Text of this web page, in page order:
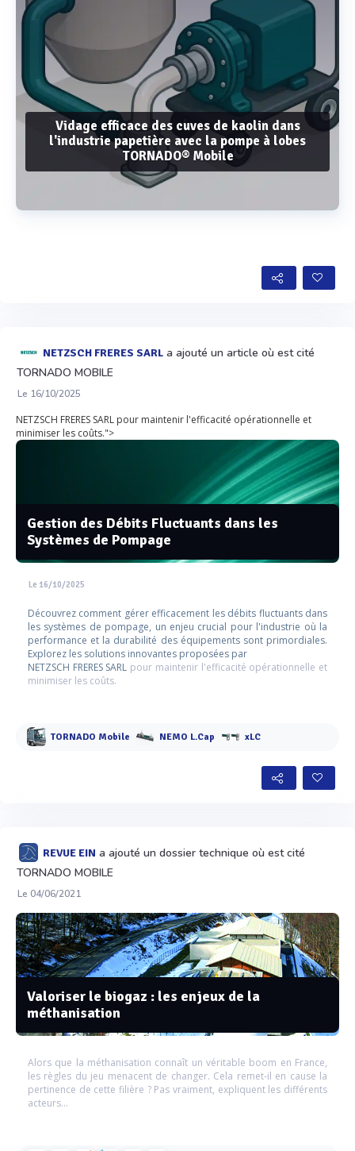
Vidage efficace des cuves de kaolin dans
l'industrie papetière avec la pompe à lobes
TORNADO® Mobile
NETZSCH FRERES SARL a ajouté un article où est cité
TORNADO MOBILE
Le 16/10/2025
NETZSCH FRERES SARL pour maintenir l'efficacité opérationnelle et
minimiser les coûts.">
Gestion des Débits Fluctuants dans les
Systèmes de Pompage
Le 16/10/2025
Découvrez comment gérer efficacement les débits fluctuants dans
les systèmes de pompage, un enjeu crucial pour l'industrie où la
performance et la durabilité des équipements sont primordiales.
Explorez les solutions innovantes proposées par
NETZSCH FRERES SARL pour maintenir l'efficacité opérationnelle et
minimiser les coûts.
TORNADO Mobile NEMO L.Cap xLC
REVUE EIN a ajouté un dossier technique où est cité
TORNADO MOBILE
Le 04/06/2021
Valoriser le biogaz : les enjeux de la
méthanisation
Alors que la méthanisation connaît un véritable boom en France,
les règles du jeu menacent de changer. Cela remet-il en cause la
pertinence de cette filière ? Pas vraiment, expliquent les différents
acteurs…